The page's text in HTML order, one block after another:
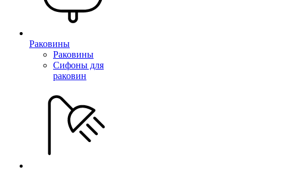
Раковины
Раковины
Сифоны для
раковин